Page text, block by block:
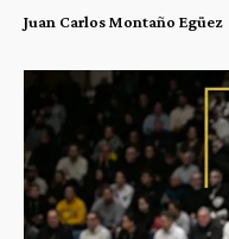
Juan Carlos Montaño Egüez